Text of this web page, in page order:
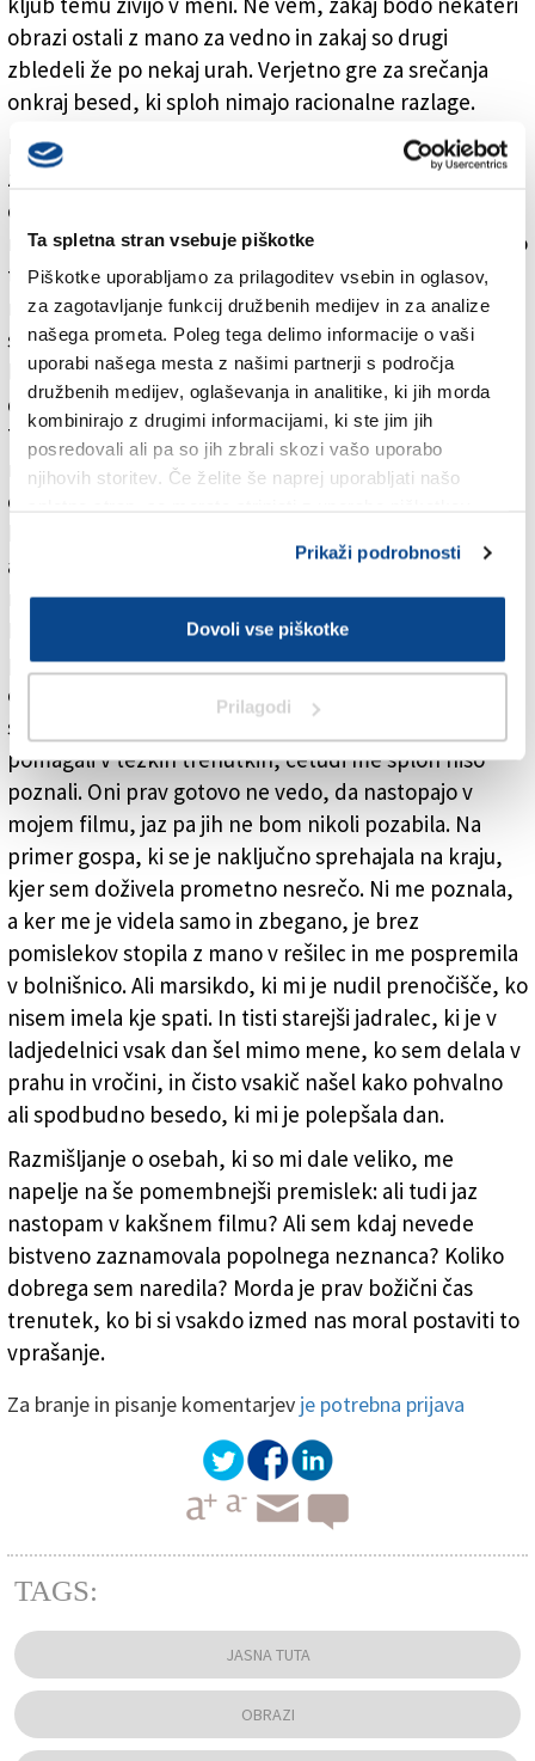
Ta spletna stran vsebuje piškotke
Piškotke uporabljamo za prilagoditev vsebin in oglasov,
za zagotavljanje funkcij družbenih medijev in za analize
našega prometa. Poleg tega delimo informacije o vaši
uporabi našega mesta z našimi partnerji s področja
družbenih medijev, oglaševanja in analitike, ki jih morda
kombinirajo z drugimi informacijami, ki ste jim jih
posredovali ali pa so jih zbrali skozi vašo uporabo
njihovih storitev. Če želite še naprej uporabljati našo
Prikaži podrobnosti
Dovoli vse piškotke
Prilagodi
obrazi ostali z mano za vedno in zakaj so drugi
zbledeli že po nekaj urah. Verjetno gre za srečanja
onkraj besed, ki sploh nimajo racionalne razlage.
Med obrazi, ki so me globoko zaznamovali in si
zaslužijo prostor v mojem filmu, je kar nekaj mehiških
otrok, ki so me veliko naučili o hvaležnosti. Veliko je
močnih in pogumnih žensk. Spoznala sem lepo število
takih, ki so same jadrale po svetu na majhnih,
neudobnih jadrnicah, takih, ki so prejadrale ocean pri
sedemdesetih, osemdesetih in celo devetdesetih
letih, in tudi takih, ki so to storile same pred
dvajsetim letom. Pomemben obraz je Steven z otoka
Tahuata, ki mi je predstavil nov način dojemanja
narave. Pri nas »spoštuj naravo« pomeni ne
odmetavati smeti v gozdu, on me je naučil biti
ali ulovim ribo iz morja. Učila sem se ure in ure gledati
morje s hvaležnostjo za vse, kar prinaša in kar odnaša.
Naučila sem se tudi, da za popolno srečo ne
potrebujem čisto ničesar. Tega me je naučil Paul z
otoka Huahine, ki je gluhonem, reven in nepismen, a
srečen. Med temi obrazi je tudi nekaj takih, ki so mi
pomagali v težkih trenutkih, četudi me sploh niso
poznali. Oni prav gotovo ne vedo, da nastopajo v
mojem filmu, jaz pa jih ne bom nikoli pozabila. Na
primer gospa, ki se je naključno sprehajala na kraju,
kjer sem doživela prometno nesrečo. Ni me poznala,
a ker me je videla samo in zbegano, je brez
pomislekov stopila z mano v rešilec in me pospremila
v bolnišnico. Ali marsikdo, ki mi je nudil prenočišče, ko
nisem imela kje spati. In tisti starejši jadralec, ki je v
ladjedelnici vsak dan šel mimo mene, ko sem delala v
prahu in vročini, in čisto vsakič našel kako pohvalno
ali spodbudno besedo, ki mi je polepšala dan.
Razmišljanje o osebah, ki so mi dale veliko, me
napelje na še pomembnejši premislek: ali tudi jaz
nastopam v kakšnem filmu? Ali sem kdaj nevede
bistveno zaznamovala popolnega neznanca? Koliko
dobrega sem naredila? Morda je prav božični čas
trenutek, ko bi si vsakdo izmed nas moral postaviti to
vprašanje.
Za branje in pisanje komentarjev je potrebna prijava
TAGS:
JASNA TUTA
OBRAZI